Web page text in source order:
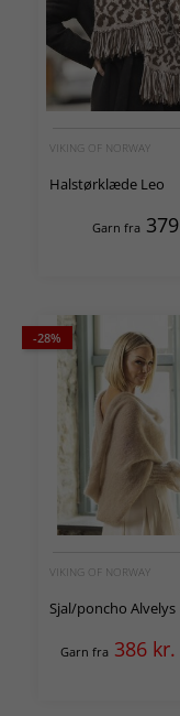
VIKING OF NORWAY
Halstørklæde Leo
Garn fra 379
-28%
VIKING OF NORWAY
Sjal/poncho Alvelys
Garn fra 386 kr.